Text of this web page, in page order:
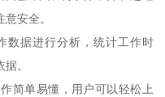
安全。
数据进行分析，统计工作时
。
简单易懂，用户可以轻松上